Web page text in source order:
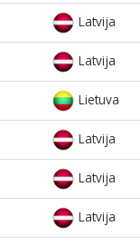
Latvija
Latvija
Lietuva
Latvija
Latvija
Latvija